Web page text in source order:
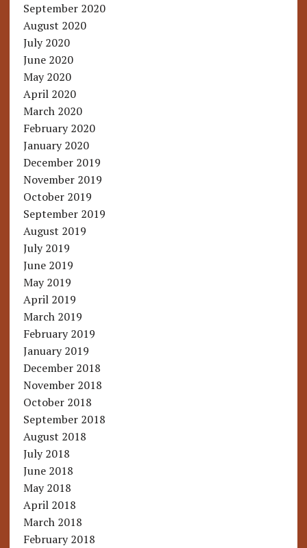
September 2020
August 2020
July 2020
June 2020
May 2020
April 2020
March 2020
February 2020
January 2020
December 2019
November 2019
October 2019
September 2019
August 2019
July 2019
June 2019
May 2019
April 2019
March 2019
February 2019
January 2019
December 2018
November 2018
October 2018
September 2018
August 2018
July 2018
June 2018
May 2018
April 2018
March 2018
February 2018